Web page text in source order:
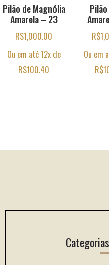
Pilão de Magnólia
Amarela – 23
R$1,000.00
Ou em até 12x de
R$100.40
R$
Ou em
R$